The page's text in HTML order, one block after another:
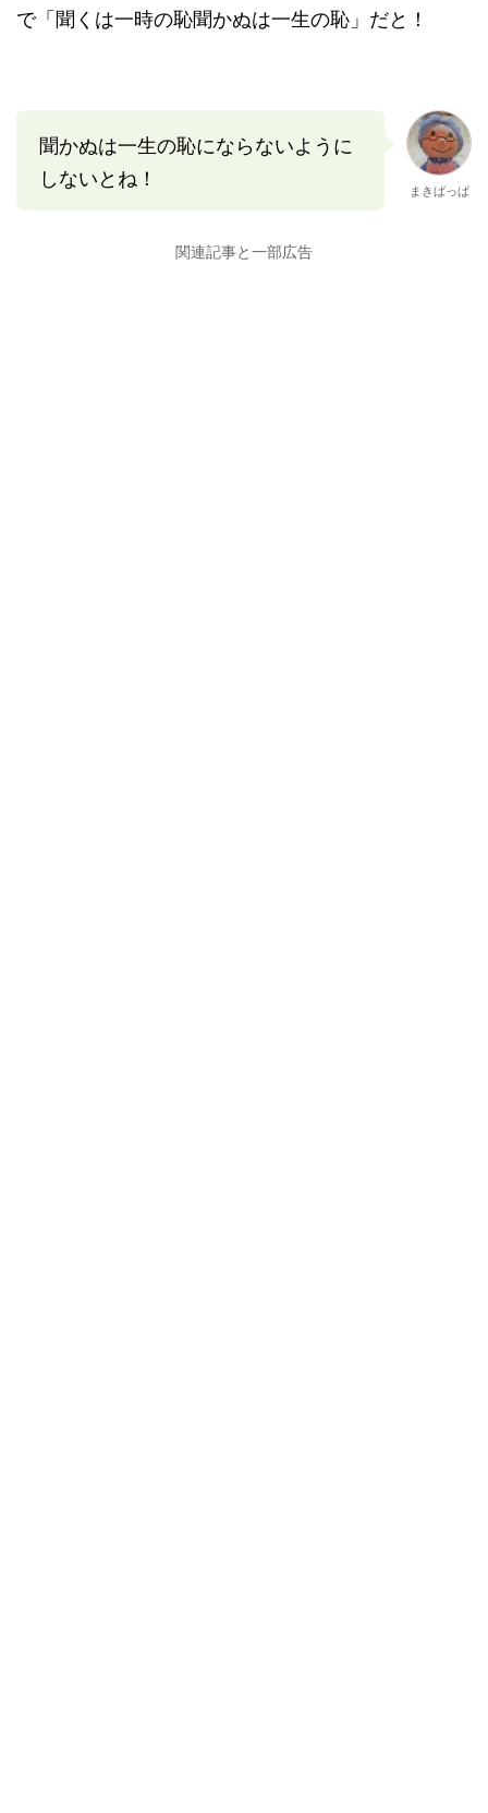
で「聞くは一時の恥聞かぬは一生の恥」だと！
聞かぬは一生の恥にならないように
しないとね！
まきばっぱ
関連記事と一部広告